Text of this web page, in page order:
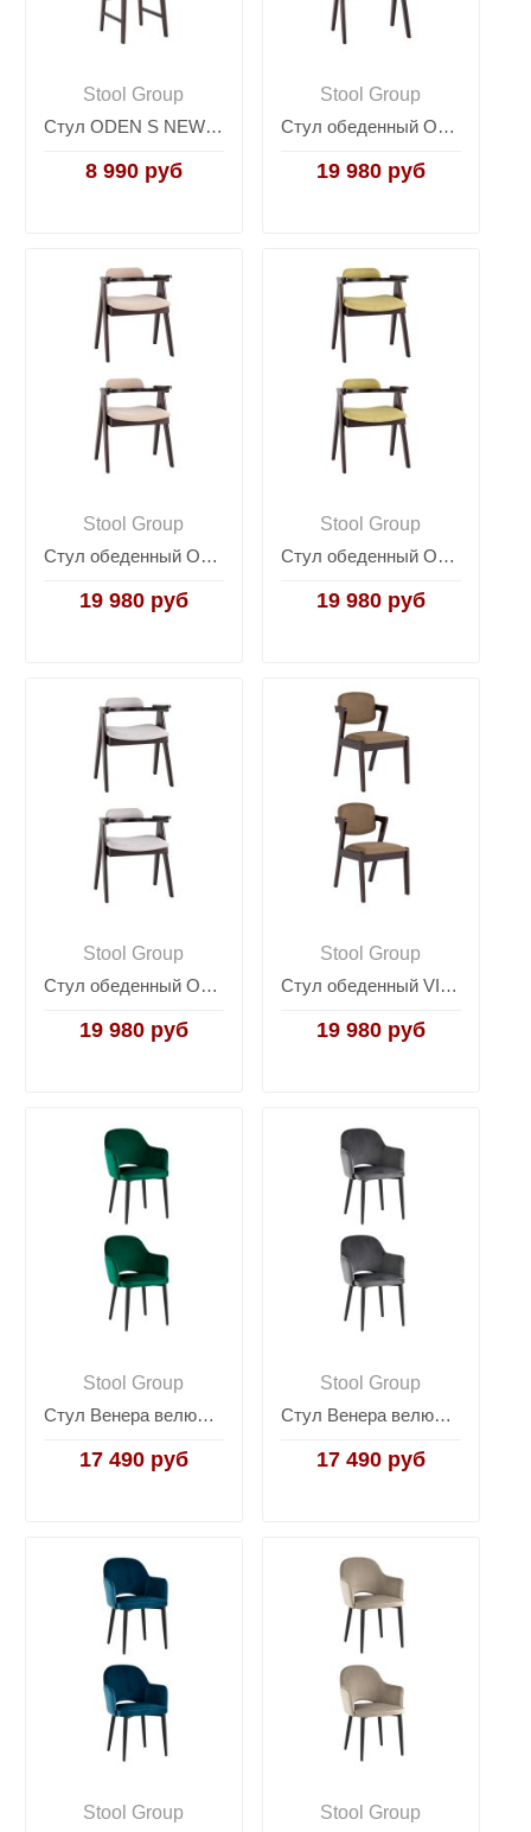
Stool Group
Стул ODEN S NEW желтый 2 шт.
8 990 руб
Stool Group
Стул обеденный OLAV серый 2 шт.
19 980 руб
Stool Group
Стул обеденный OLAV бежевый 2 шт.
19 980 руб
Stool Group
Стул обеденный OLAV оливковый 2 шт.
19 980 руб
Stool Group
Стул обеденный OLAV светло-серый 2 шт.
19 980 руб
Stool Group
Стул обеденный VIVA кофейный 2 шт.
19 980 руб
Stool Group
Стул Венера велюр изумрудный 2 шт
17 490 руб
Stool Group
Стул Венера велюр серый 2 шт
17 490 руб
Stool Group
Stool Group